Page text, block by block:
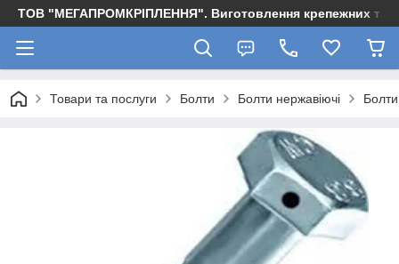
ТОВ "МЕГАПРОМКРІПЛЕННЯ". Виготовлення крепежних та
Товари та послуги Болти Болти нержавіючі